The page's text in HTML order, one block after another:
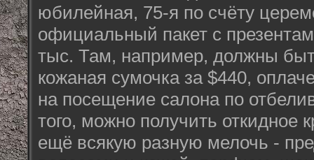
юбилейная, 75-я по счёту
официальный пакет с
тыс. Там, например, должны
кожаная сумочка за $440,
на посещение салона по
того, можно получить откидное
ещё всякую разную мелочь -